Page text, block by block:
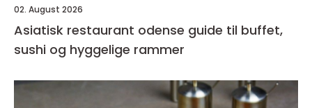
02. August 2026
Asiatisk restaurant odense guide til buffet,
sushi og hyggelige rammer